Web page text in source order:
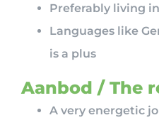
Preferably living
Languages like
is a plus
Aanbod / The
A very energetic